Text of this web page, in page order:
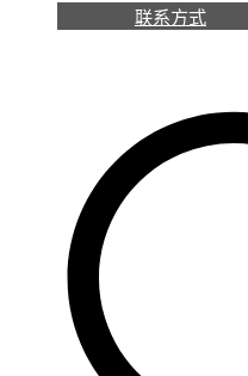
联系方式